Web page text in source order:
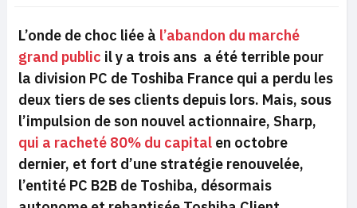
L’onde de choc liée à l’abandon du marché
grand public il y a trois ans a été terrible pour
la division PC de Toshiba France qui a perdu les
deux tiers de ses clients depuis lors. Mais, sous
l’impulsion de son nouvel actionnaire, Sharp,
qui a racheté 80% du capital en octobre
dernier, et fort d’une stratégie renouvelée,
l’entité PC B2B de Toshiba, désormais